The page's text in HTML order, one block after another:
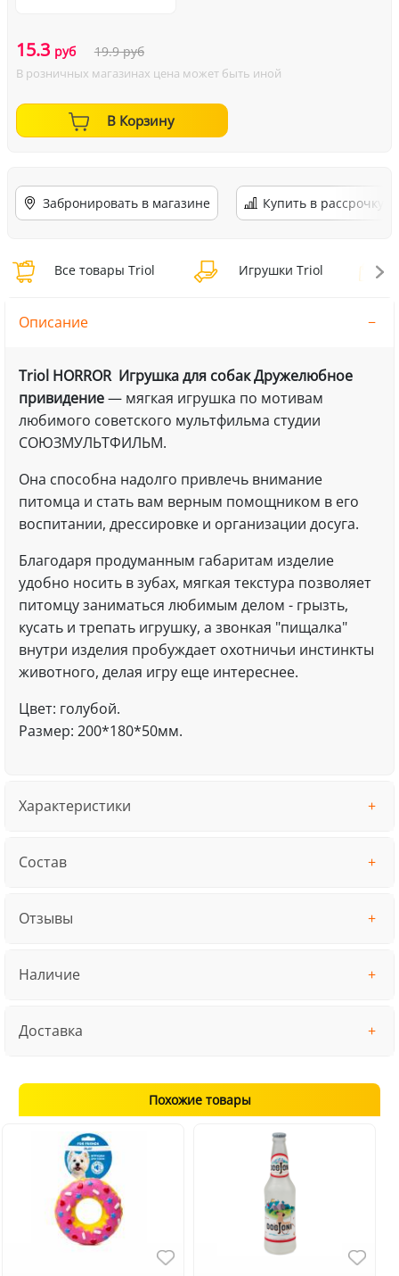
15.3 руб 19.9руб
В розничных магазинах цена может быть иной
В Корзину
Забронировать в магазине Купить в рассрочку
Все товары Triol Игрушки Triol
Описание
Triol HORROR Игрушка для собак Дружелюбное
привидение— мягкая игрушка по мотивам
любимого советского мультфильма студии
СОЮЗМУЛЬТФИЛЬМ.
Она способна надолго привлечь внимание
питомца и стать вам верным помощником в его
воспитании, дрессировке и организации досуга.
Благодаря продуманным габаритам изделие
удобно носить в зубах, мягкая текстура позволяет
питомцу заниматься любимым делом - грызть,
кусать и трепать игрушку, а звонкая "пищалка"
внутри изделия пробуждает охотничьи инстинкты
животного, делая игру еще интереснее.
Цвет: голубой.
Размер: 200*180*50мм.
Характеристики
Состав
Отзывы
Наличие
Доставка
Похожие товары